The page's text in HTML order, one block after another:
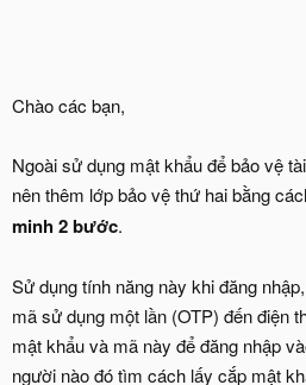
Chào các bạn,
Ngoài sử dụng mật khẩu để bảo vệ
nên thêm lớp bảo vệ thứ hai bằng
minh 2 bước.
Sử dụng tính năng này khi đăng
mã sử dụng một lần (OTP) đến điện
mật khẩu và mã này để đăng nhập
người nào đó tìm cách lấy cắp mật